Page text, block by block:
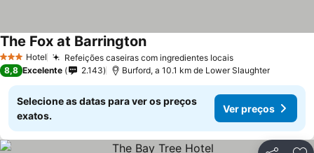
3 EstrelasHotel Refeições caseiras com ingredientes locaisVer preços
The Fox at BarringtonVer preços
8,8 Excelente 2.143 Burford, a 10.1 km de Lower Slaughter
Selecione as datas para ver os preços
exatos.
Ver preços